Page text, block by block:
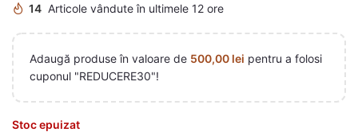
14 Articole vândute în ultimele 12 ore
Adaugă produse în valoare de 500,00 lei pentru a folosi
cuponul "REDUCERE30"!
Stoc epuizat